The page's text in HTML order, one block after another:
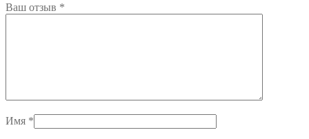
Ваш отзыв *
Имя *